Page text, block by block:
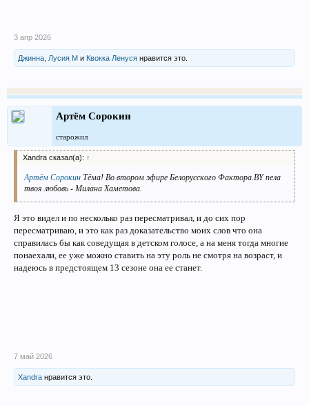
3 апр 2026
Джинна Лусия М и Квокка Ленуся нравится это.
Артём Сорокин
старожил
Xandra сказал(а): ↑
Артём Сорокин Тёма! Во втором эфире Белорусского Фактора.BY пела
твоя любовь - Милана Хаметова.
Я это видел и по несколько раз пересматривал, и до сих пор
пересматриваю, и это как раз доказательство моих слов что она
справилась бы как соведущая в детском голосе, а на меня тогда многие
понаехали, ее уже можно ставить на эту роль не смотря на возраст, и
надеюсь в предстоящем 13 сезоне она ее станет.
7 май 2026
Xandra нравится это.